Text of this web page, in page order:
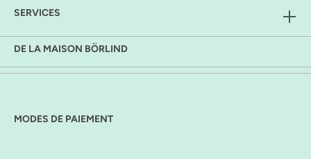
SERVICES
DE LA MAISON BÖRLIND
MODES DE PAIEMENT